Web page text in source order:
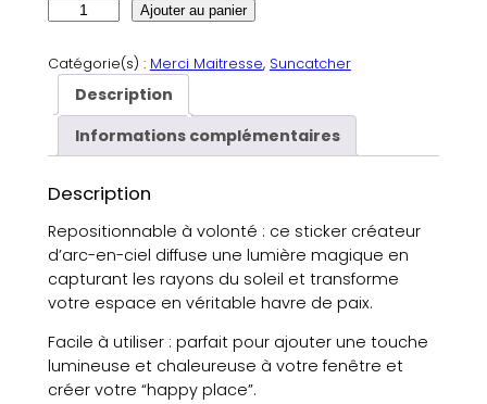
a
t
d
e
S
t
i
k
e
r
Ajouter au panier
Catégorie(s) : Merci Maitresse, Suncatcher
Description
Informations complémentaires
Description
Repositionnable à volonté : ce sticker créateur
d’arc-en-ciel diffuse une lumière magique en
capturant les rayons du soleil et transforme
votre espace en véritable havre de paix.
Facile à utiliser : parfait pour ajouter une touche
lumineuse et chaleureuse à votre fenêtre et
créer votre “happy place”.